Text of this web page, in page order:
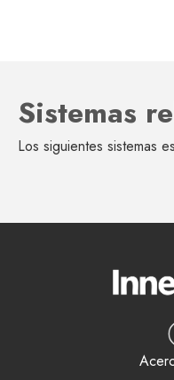
Sistemas
Los siguientes sistemas